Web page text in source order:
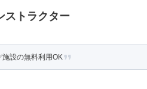
ストラクター
施設の無料利用OK